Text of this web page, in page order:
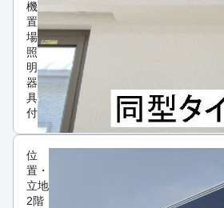
機
置
場
照
明
器
具
付
位
置・
立地
2階